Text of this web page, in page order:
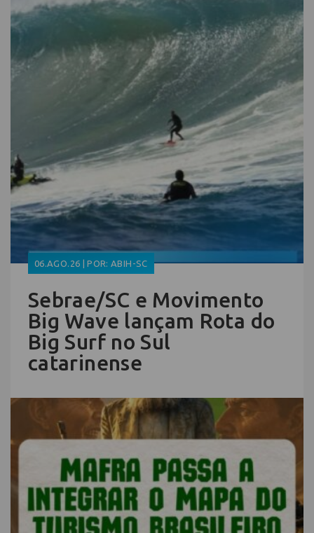
06.AGO.26 | POR: ABIH-SC
Sebrae/SC e Movimento
Big Wave lançam Rota do
Big Surf no Sul
catarinense